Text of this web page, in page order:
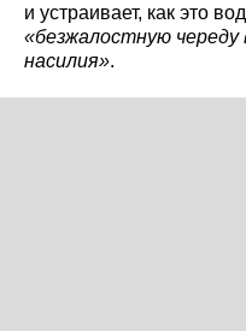
и устраивает, как это
«безжалостную череду
насилия».